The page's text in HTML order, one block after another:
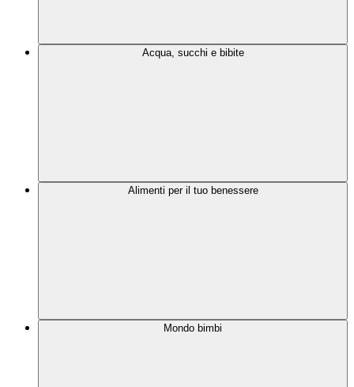
Acqua, succhi e bibite
Alimenti per il tuo benessere
Mondo bimbi